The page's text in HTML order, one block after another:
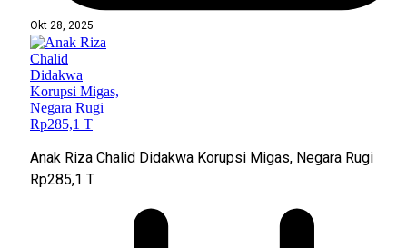
Okt 28, 2025
Anak Riza Chalid Didakwa Korupsi Migas, Negara Rugi
Rp285,1 T